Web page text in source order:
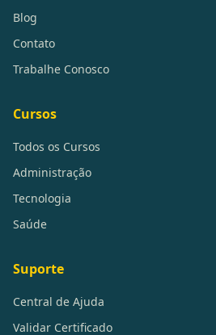
Blog
Contato
Trabalhe Conosco
Cursos
Todos os Cursos
Administração
Tecnologia
Saúde
Suporte
Central de Ajuda
Validar Certificado